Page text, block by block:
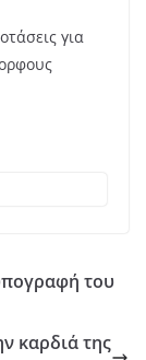
για
του
καρδιά της